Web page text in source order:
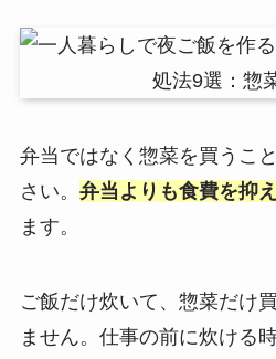
弁当ではなく惣菜を買うこ
さい。 弁当よりも食費を抑
ます。
ご飯だけ炊いて、惣菜だけ
ません。仕事の前に炊ける